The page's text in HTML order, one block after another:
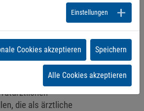
die Absenkung der
Wir sollten aber auch
eine Weiterentwicklung unseres
nachdenken,
und Grundversorgung neu
gesetzt werden.“
vertritt als Dachorganisation von
die als ärztliche
Einstellungen
Cookies akzeptieren Speichern
Alle Cookies akzeptieren